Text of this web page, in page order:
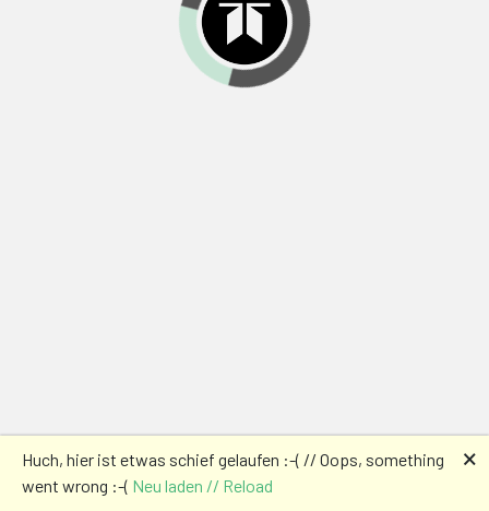
Huch, hier ist etwas schief gelaufen :-( // Oops, something
went wrong :-( Neu laden // Reload
🗙